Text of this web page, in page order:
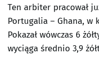
Ten arbiter pracował
Portugalia – Ghana, w
Pokazał wówczas 6
wyciąga średnio 3,9